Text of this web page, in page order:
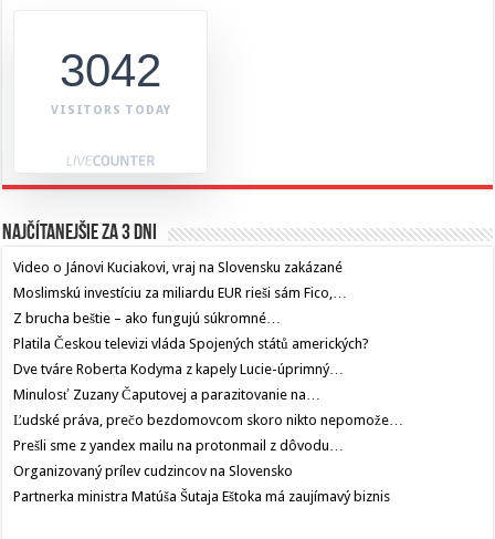
3042
VISITORS TODAY
Najčítanejšie za 3 dni
Video o Jánovi Kuciakovi, vraj na Slovensku zakázané
Moslimskú investíciu za miliardu EUR rieši sám Fico,…
Z brucha beštie – ako fungujú súkromné…
Platila Českou televizi vláda Spojených států amerických?
Dve tváre Roberta Kodyma z kapely Lucie-úprimný…
Minulosť Zuzany Čaputovej a parazitovanie na…
Ľudské práva, prečo bezdomovcom skoro nikto nepomože…
Prešli sme z yandex mailu na protonmail z dôvodu…
Organizovaný prílev cudzincov na Slovensko
Partnerka ministra Matúša Šutaja Eštoka má zaujímavý biznis